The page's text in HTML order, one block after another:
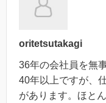
oritetsutakagi
36年の会社員を無
40年以上ですが、
があります。ほと